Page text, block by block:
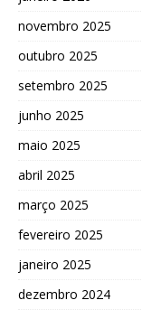
novembro 2025
outubro 2025
setembro 2025
junho 2025
maio 2025
abril 2025
março 2025
fevereiro 2025
janeiro 2025
dezembro 2024